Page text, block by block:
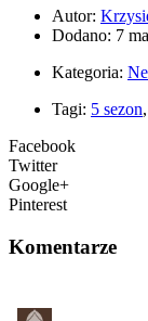
Autor:
Dodano: 7
Kategoria:
Tagi: 5 sezon,
Facebook
Twitter
Google+
Pinterest
Komentarze